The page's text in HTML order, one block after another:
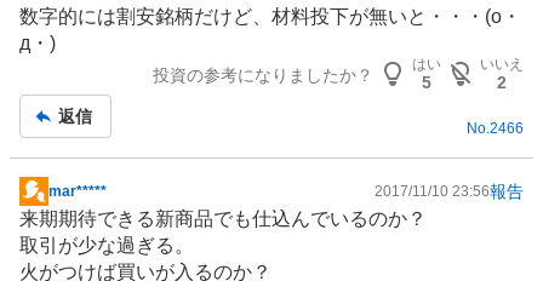
数字的には割安銘柄だけど、材料投下が無いと・・・(o・
д・)
投資の参考になりましたか？
はい
5
いいえ
2
返信
No.2466
掲
示
板
mar***** 2017/11/10 23:56報告
来期期待できる新商品でも仕込んでいるのか？
取引が少な過ぎる。
火がつけば買いが入るのか？